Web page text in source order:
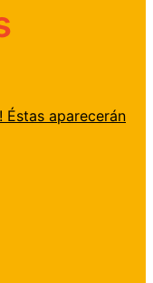
Éstas aparecerán